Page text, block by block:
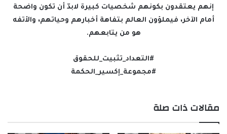
إنهم يعتقدون بكونهم شخصيات كبيرة لابدّ أن تكون واضحة
أمام الآخر، فيملؤون العالم بتفاهة أخبارهم وحياتهم، والأتفه
هو من يتابعهم.
#التعداد_تثبيت_للحقوق
#مجموعة_إكسير_الحكمة
مقالات ذات صلة